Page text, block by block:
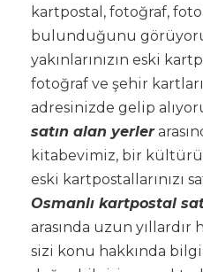
kartpostal, fotoğraf,
bulunduğunu
yakınlarınızın eski
fotoğraf ve şehir
adresinizde gelip
satın alan yerler
kitabevimiz, bir kültürü
eski kartpostallarınızı
Osmanlı kartpostal
arasında uzun
sizi konu hakkında